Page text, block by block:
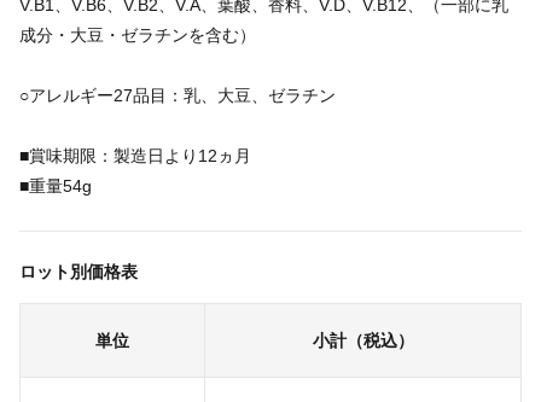
V.B1、V.B6、V.B2、V.A、葉酸、香料、V.D、V.B12、（一部に乳
成分・大豆・ゼラチンを含む）
○アレルギー27品目：乳、大豆、ゼラチン
■賞味期限：製造日より12ヵ月
■重量54g
ロット別価格表
単位 小計（税込）